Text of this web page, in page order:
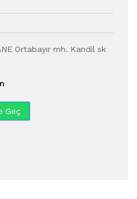
Ortabayır mh. Kandil sk
Geç